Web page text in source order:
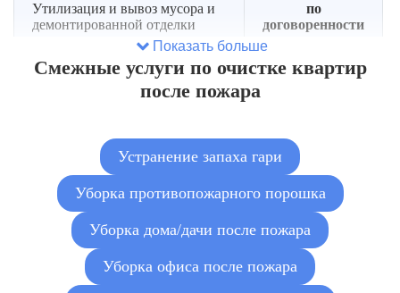
Утилизация и вывоз мусора и
демонтированной отделки
по
договоренности
Подача газели под вывоз
мусора
от 6 000 руб.
Очистка от сажи и копоти
пострадавших пола, стен и
потолков
от 180 руб./м²
Мойка окон, дверей,
радиаторов, бытовой техники,
сантехники, светильников и
от 180 руб./шт.
Показать больше
Cмежные услуги по очистке квартир
после пожара
Устранение запаха гари
Уборка противопожарного порошка
Уборка дома/дачи после пожара
Уборка офиса после пожара